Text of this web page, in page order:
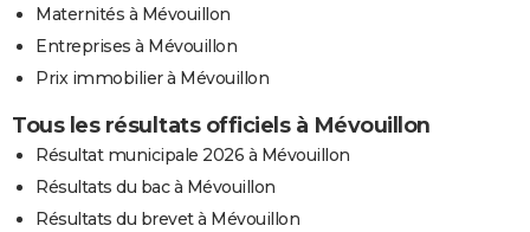
Maternités à Mévouillon
Entreprises à Mévouillon
Prix immobilier à Mévouillon
Tous les résultats officiels à Mévouillon
Résultat municipale 2026 à Mévouillon
Résultats du bac à Mévouillon
Résultats du brevet à Mévouillon